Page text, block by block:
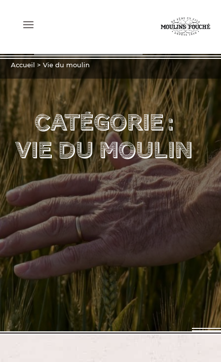
NOS FARINES
NOS SERVICES
NOS ENGAGEMENTS
QUI SOMMES-NOUS ?
LE JOURNAL
CONTACTEZ-NOUS
Accueil >Vie du moulin
Catégorie :
Vie du moulin